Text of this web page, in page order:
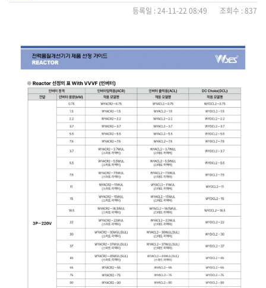
등록일 : 24-11-22 08:49 조회수 : 837